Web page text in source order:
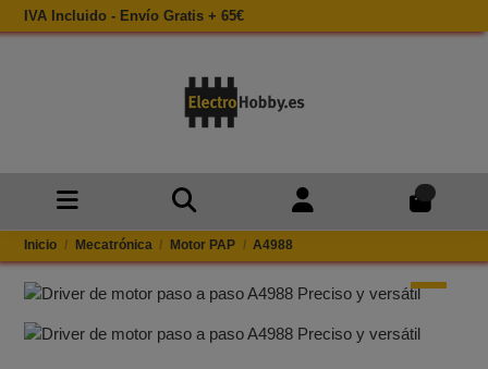
IVA Incluido - Envío Gratis + 65€
Inicio Mecatrónica Motor PAP A4988